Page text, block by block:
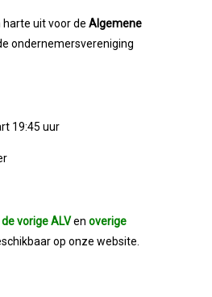
Aan Mulder Shipyard
Digitaliserings-Vouchers
13 April 2023
harte uit voor de Algemene
ondernemersvereniging
19:45 uur
vorige ALVen overige
op onze website.